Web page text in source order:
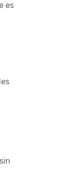
es